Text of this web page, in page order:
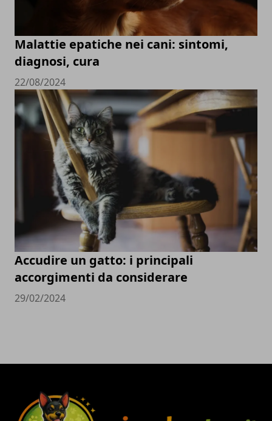
Malattie epatiche nei cani: sintomi,
diagnosi, cura
22/08/2024
Accudire un gatto: i principali
accorgimenti da considerare
29/02/2024